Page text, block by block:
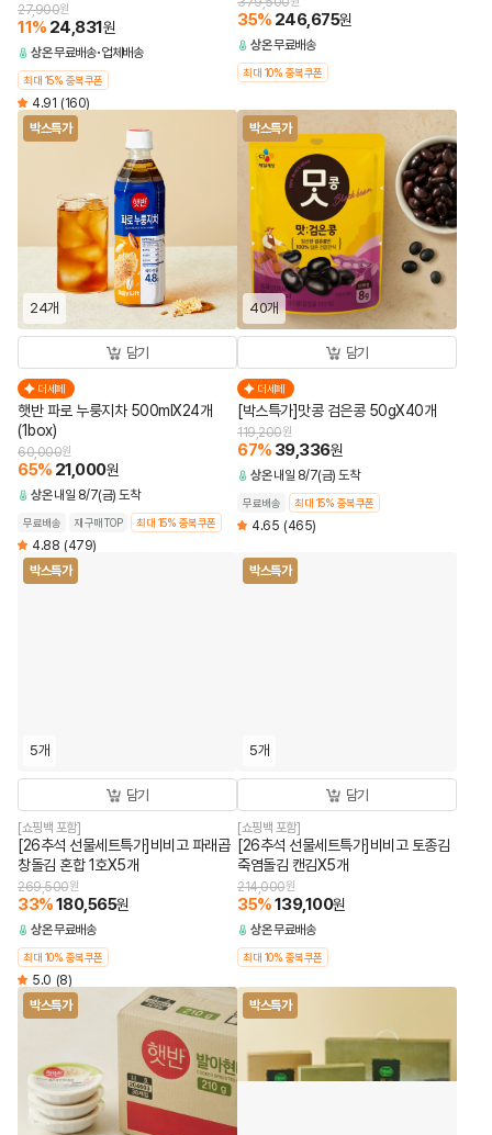
27,900원
11% 24,831원
상온무료배송 업체배송
최대 15% 중복쿠폰
4.91 (160)
35% 246,675원
상온무료배송
최대 10% 중복쿠폰
박스특가
24개
담기
더세페
햇반 파로 누룽지차 500mlX24개
(1box)
60,000원
65% 21,000원
상온 내일 8/7(금) 도착
무료배송 재구매TOP 최대 15% 중복쿠폰
4.88 (479)
박스특가
40개
담기
더세페
[박스특가]맛콩 검은콩 50gX40개
119,200원
67% 39,336원
상온 내일 8/7(금) 도착
무료배송 최대 15% 중복쿠폰
4.65 (465)
박스특가
5개
담기
[쇼핑백 포함]
[26추석 선물세트특가]비비고 파래곱
창돌김 혼합 1호X5개
269,500원
33%180,565원
상온무료배송
최대 10% 중복쿠폰
5.0 (8)
박스특가
5개
담기
[쇼핑백 포함]
[26추석 선물세트특가]비비고 토종김
죽염돌김 캔김X5개
214,000원
35%139,100원
상온무료배송
최대 10% 중복쿠폰
박스특가 박스특가